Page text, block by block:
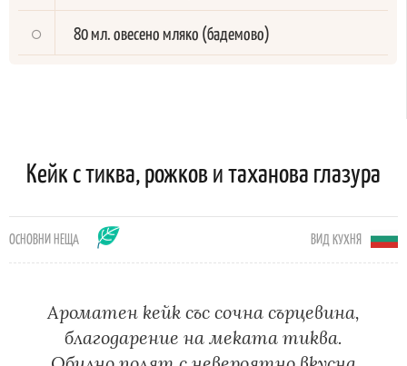
80 мл. овесено мляко (бадемово)
Кейк с тиква, рожков и таханова глазура
ОСНОВНИ НЕЩА ВИД КУХНЯ
Ароматен кейк със сочна сърцевина,
благодарение на меката тиква.